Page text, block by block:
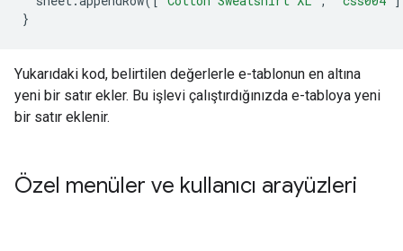
}
Yukarıdaki kod, belirtilen değerlerle e-tablonun en altına
yeni bir satır ekler. Bu işlevi çalıştırdığınızda e-tabloya yeni
bir satır eklenir.
Özel menüler ve kullanıcı arayüzleri